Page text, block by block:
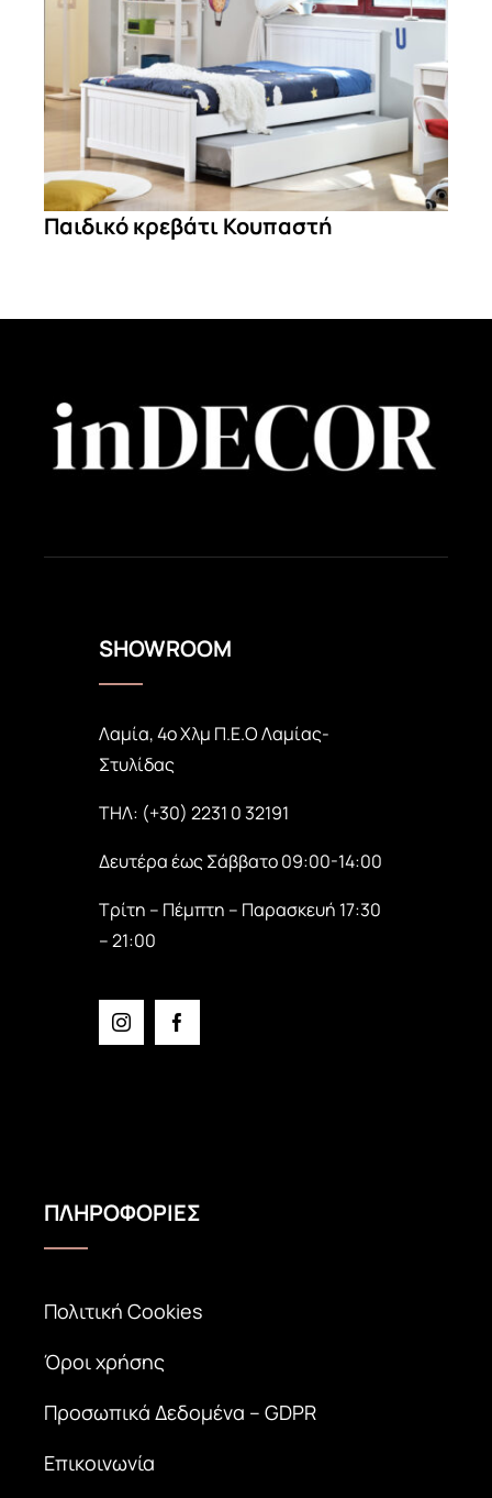
Παιδικό κρεβάτι Κουπαστή
SHOWROOM
Λαμία, 4ο Χλμ Π.Ε.Ο Λαμίας-
Στυλίδας
ΤΗΛ: (+30) 2231 0 32191
Δευτέρα έως Σάββατο 09:00-14:00
Τρίτη – Πέμπτη – Παρασκευή 17:30
– 21:00
ΠΛΗΡΟΦΟΡΙΕΣ
Πολιτική Cookies
Όροι χρήσης
Προσωπικά Δεδομένα – GDPR
Επικοινωνία